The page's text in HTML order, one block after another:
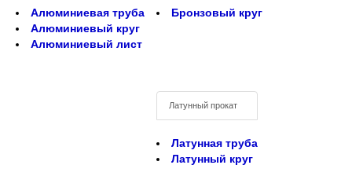
Алюминиевая труба
Алюминиевый круг
Алюминиевый лист
Бронзовый круг
Латунный прокат
Латунная труба
Латунный круг